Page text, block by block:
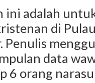
ini adalah
di
Penulis
data
6 orang